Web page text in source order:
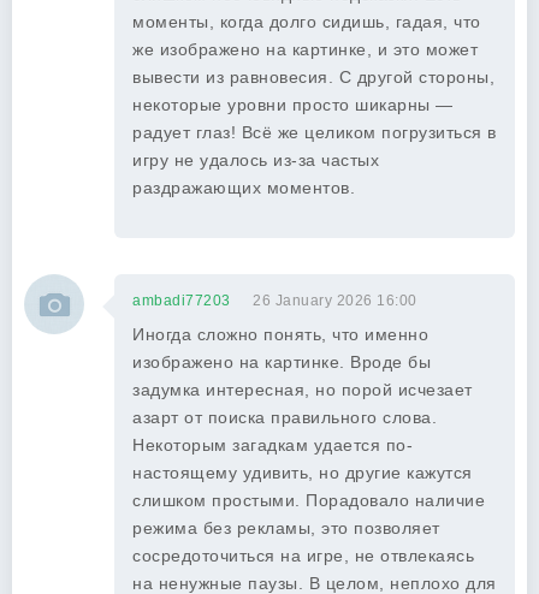
моменты, когда долго сидишь, гадая, что
же изображено на картинке, и это может
вывести из равновесия. С другой стороны,
некоторые уровни просто шикарны —
радует глаз! Всё же целиком погрузиться в
игру не удалось из-за частых
раздражающих моментов.
ambadi77203 26 January 2026 16:00
Иногда сложно понять, что именно
изображено на картинке. Вроде бы
задумка интересная, но порой исчезает
азарт от поиска правильного слова.
Некоторым загадкам удается по-
настоящему удивить, но другие кажутся
слишком простыми. Порадовало наличие
режима без рекламы, это позволяет
сосредоточиться на игре, не отвлекаясь
на ненужные паузы. В целом, неплохо для